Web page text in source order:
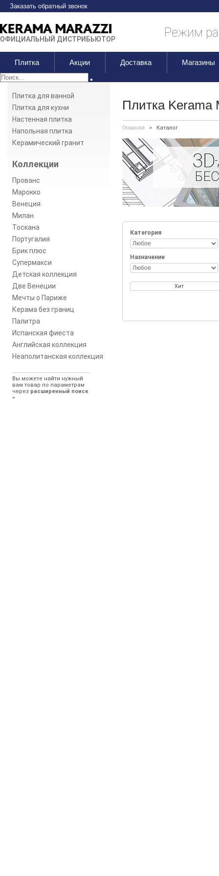
Заказать обратный звонок
ОФИЦИАЛЬНЫЙ ДИСТРИБЬЮТОР Режим
Плитка Акции Доставка Магазины
Плитка для ванной
Плитка для кухни
Настенная плитка
Напольная плитка
Керамический гранит
Коллекции
Прованс
Марокко
Венеция
Милан
Тоскана
Португалия
Брик плюс
Супермакси
Детская коллекция
Две Венеции
Мечты о Париже
Керама без границ
Палитра
Испанская фиеста
Английская коллекция
Неаполитанская коллекция
Вы можете найти нужный
вам товар по параметрам
через расширенный поиск
>
Плитка Kerama
Главная > Каталог
Категория
Назначение
Хит